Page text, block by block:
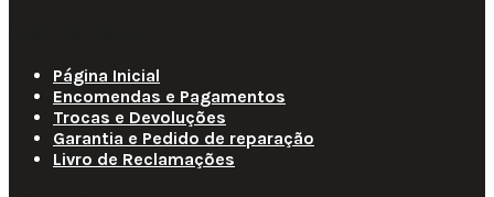
Página Inicial
Encomendas e Pagamentos
Trocas e Devoluções
Garantia e Pedido de reparação
Livro de Reclamações